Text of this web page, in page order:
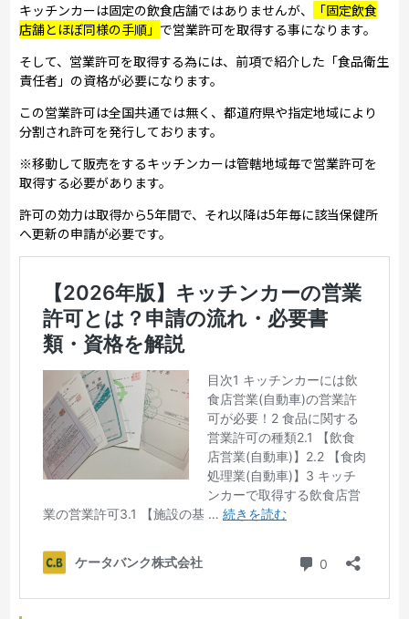
キッチンカーは固定の飲食店舗ではありませんが、
「固定飲食
店舗とほぼ同様の手順」 で営業許可を取得する事になります。
そして、営業許可を取得する為には、前項で紹介した「食品衛生
責任者」の資格が必要になります。
この営業許可は全国共通では無く、都道府県や指定地域により
分割され許可を発行しております。
※移動して販売をするキッチンカーは管轄地域毎で営業許可を
取得する必要があります。
許可の効力は取得から5年間で、それ以降は5年毎に該当保健所
へ更新の申請が必要です。